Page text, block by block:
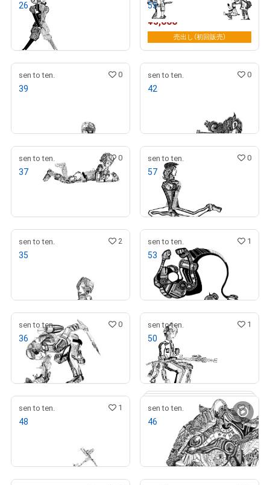
26
1,000
売出し（初回販売）
55
¥3,000
売出し（初回販売）
sen to ten. 0
39
売出し（初回販売）
sen to ten. 0
42
売出し（初回販売）
sen to ten. 0
37
sen to ten. 0
57
1,000
売出し（初回販売）
sen to ten. 2
35
売出し（初回販売）
sen to ten. 1
53
1,000
売出し（初回販売）
sen to ten. 0
36
1,000
売出し（初回販売）
sen to ten. 1
50
1,000
売出し（初回販売）
sen to ten. 1
48
売出し（初回販売）
sen to ten. 1
46
2,000
売出し（初回販売）